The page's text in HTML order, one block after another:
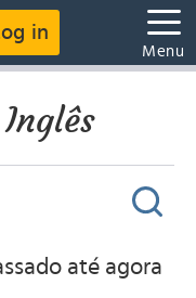
in
Menu
até agora